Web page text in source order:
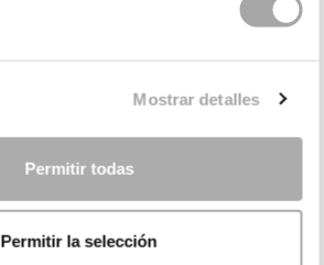
Mostrar detalles
Permitir todas
Permitir la selección
¿NECESITAS AYUDA?
EMPRESA